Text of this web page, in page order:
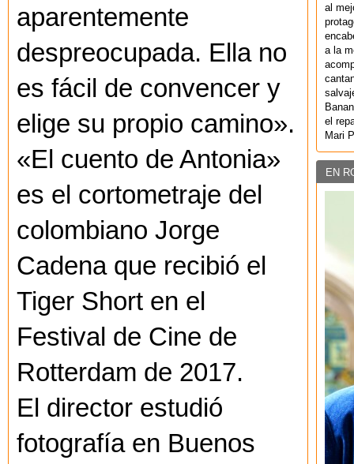
aparentemente
despreocupada. Ella no
es fácil de convencer y
elige su propio camino».
«El cuento de Antonia»
es el cortometraje del
colombiano Jorge
Cadena que recibió el
Tiger Short en el
Festival de Cine de
Rotterdam de 2017.
El director estudió
fotografía en Buenos
al
a la
el
Mari
EN